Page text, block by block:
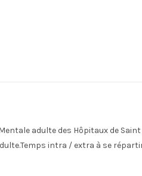
adulte des Hôpitaux de
intra / extra à se